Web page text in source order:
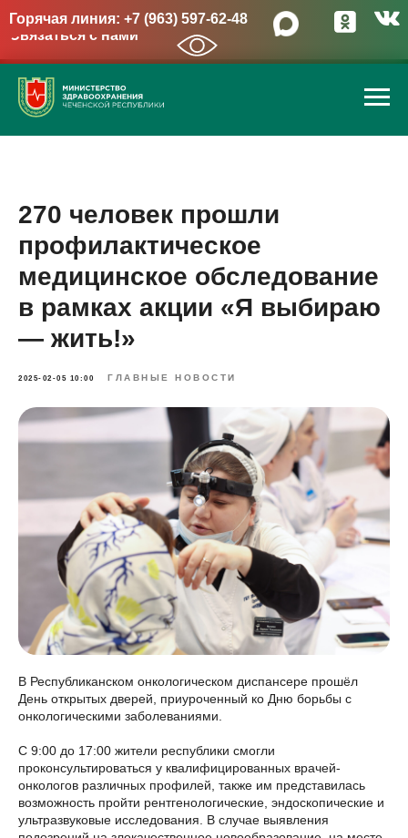
Горячая линия: +7 (963) 597-62-48
Связаться с нами
→
270 человек прошли
профилактическое
медицинское обследование
в рамках акции «Я выбираю
— жить!»
2025-02-05 10:00 ГЛАВНЫЕ НОВОСТИ
В Республиканском онкологическом диспансере прошёл
День открытых дверей, приуроченный ко Дню борьбы с
онкологическими заболеваниями.
С 9:00 до 17:00 жители республики смогли
проконсультироваться у квалифицированных врачей-
онкологов различных профилей, также им представилась
возможность пройти рентгенологические, эндоскопические и
ультразвуковые исследования. В случае выявления